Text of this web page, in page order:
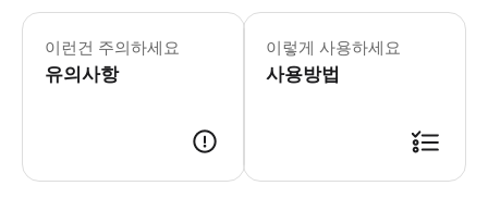
이런건 주의하세요
유의사항
여권 사본을 WhatsApp
이렇게 사용하세요
사용방법